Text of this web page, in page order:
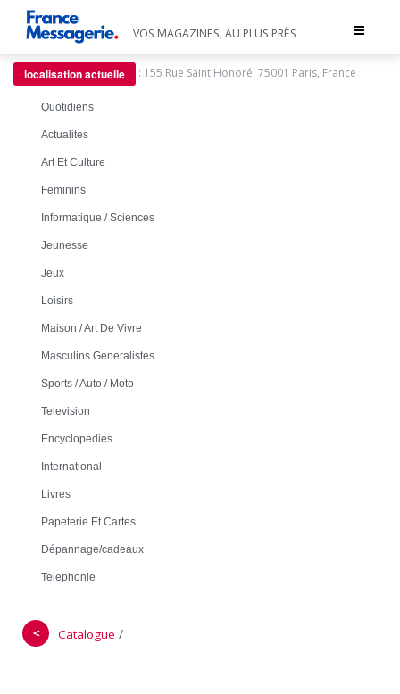
Toggle
VOS MAGAZINES, AU PLUS PRÈS
localisation actuelle : 155 Rue Saint Honoré, 75001 Paris, France
Quotidiens
Actualites
Art Et Culture
Feminins
Informatique / Sciences
Jeunesse
Jeux
Loisirs
Maison / Art De Vivre
Masculins Generalistes
Sports / Auto / Moto
Television
Encyclopedies
International
Livres
Papeterie Et Cartes
Dépannage/cadeaux
Telephonie
＜ Catalogue /